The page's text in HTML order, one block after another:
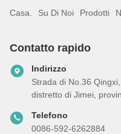
Casa. Su Di Noi Prodotti
Contatto rapido
Indirizzo
Strada di No.36
distretto di Jimei,
Telefono
0086-592-6262884